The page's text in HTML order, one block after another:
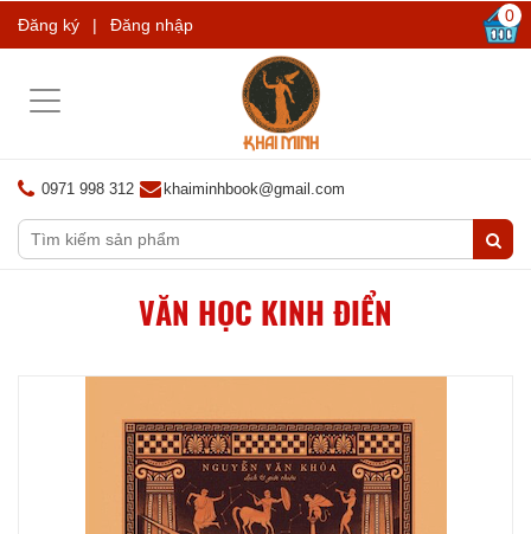
Đăng ký | Đăng nhập 0
Toggle
0971 998 312 khaiminhbook@gmail.com
VĂN HỌC KINH ĐIỂN